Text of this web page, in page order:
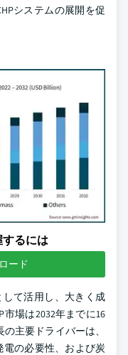
システムの展開を促
るには
ード
して活用し、大きく成
場は2032年までに16
主要ドライバーは、
電の必要性、および炭